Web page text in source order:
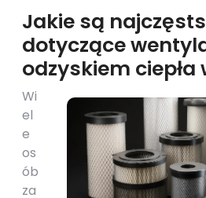
Jakie są
dotyczące
odzyskiem ciepła
Wi
el
e
os
ób
za